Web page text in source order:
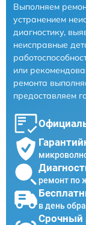
Выполняем
устранением
диагностику,
неисправные
или
ремонта
предоставляем
ремонт по
в день
Срочный